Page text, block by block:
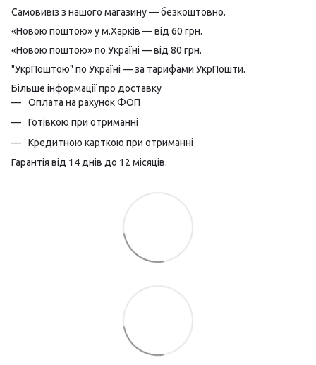
Самовивіз з нашого магазину — безкоштовно.
«Новою поштою» у м.Харків — від 60 грн.
«Новою поштою» по Україні — від 80 грн.
"УкрПоштою" по Україні — за тарифами УкрПошти.
Більше інформації про доставку
Оплата на рахунок ФОП
Готівкою при отриманні
Кредитною карткою при отриманні
Гарантія від 14 днів до 12 місяців.